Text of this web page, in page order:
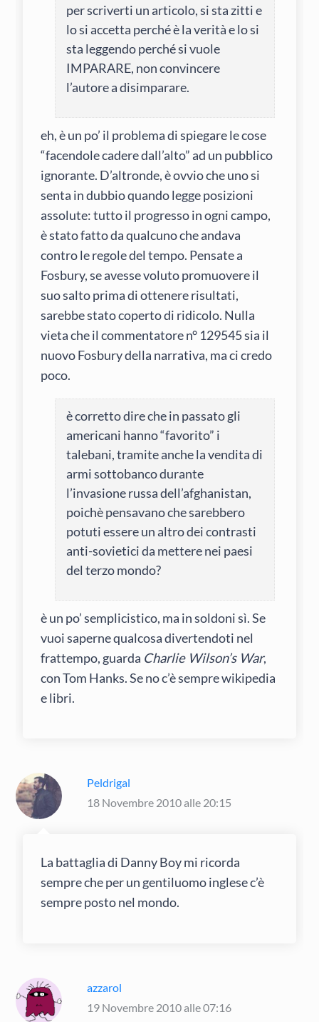
per scriverti un articolo, si sta zitti e
lo si accetta perché è la verità e lo si
sta leggendo perché si vuole
IMPARARE, non convincere
l’autore a disimparare.
eh, è un po’ il problema di spiegare le cose
“facendole cadere dall’alto” ad un pubblico
ignorante. D’altronde, è ovvio che uno si
senta in dubbio quando legge posizioni
assolute: tutto il progresso in ogni campo,
è stato fatto da qualcuno che andava
contro le regole del tempo. Pensate a
Fosbury, se avesse voluto promuovere il
suo salto prima di ottenere risultati,
sarebbe stato coperto di ridicolo. Nulla
vieta che il commentatore n° 129545 sia il
nuovo Fosbury della narrativa, ma ci credo
poco.
è corretto dire che in passato gli
americani hanno “favorito” i
talebani, tramite anche la vendita di
armi sottobanco durante
l’invasione russa dell’afghanistan,
poichè pensavano che sarebbero
potuti essere un altro dei contrasti
anti-sovietici da mettere nei paesi
del terzo mondo?
è un po’ semplicistico, ma in soldoni sì. Se
vuoi saperne qualcosa divertendoti nel
frattempo, guarda Charlie Wilson’s War,
con Tom Hanks. Se no c’è sempre wikipedia
e libri.
Peldrigal
18 Novembre 2010 alle 20:15
La battaglia di Danny Boy mi ricorda
sempre che per un gentiluomo inglese c’è
sempre posto nel mondo.
azzarol
19 Novembre 2010 alle 07:16